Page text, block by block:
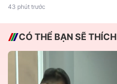
43 phút trước
CÓ THỂ BẠN SẼ THÍCH